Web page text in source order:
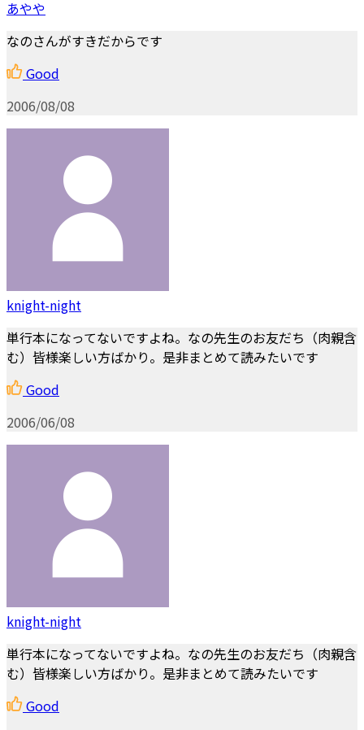
あやや
なのさんがすきだからです
Good
2006/08/08
knight-night
単行本になってないですよね。なの先生のお友だち（肉親含
む）皆様楽しい方ばかり。是非まとめて読みたいです
Good
2006/06/08
knight-night
単行本になってないですよね。なの先生のお友だち（肉親含
む）皆様楽しい方ばかり。是非まとめて読みたいです
Good